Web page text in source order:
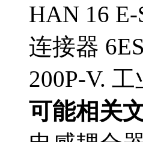
HAN 16
连接器
200P-V.
可能相关